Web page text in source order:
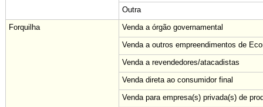
Outra
Forquilha
Venda a órgão governamental
Venda a outros empreendimentos de
Venda a revendedores/atacadistas
Venda direta ao consumidor final
Venda para empresa(s) privada(s) de